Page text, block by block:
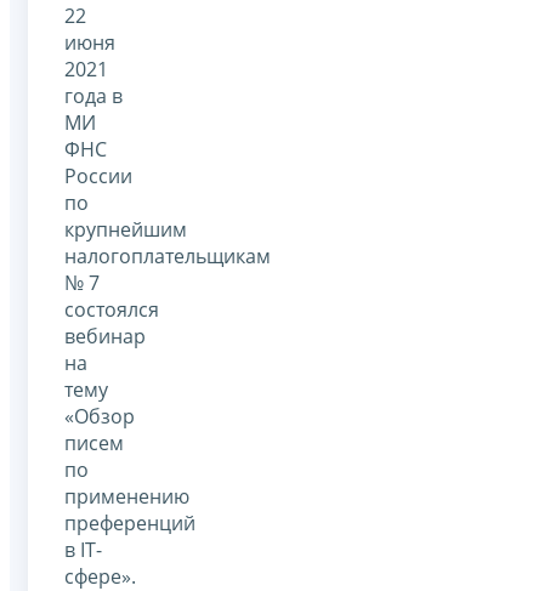
22
июня
2021
года в
МИ
ФНС
России
по
крупнейшим
налогоплательщикам
№ 7
состоялся
вебинар
на
тему
«Обзор
писем
по
применению
преференций
в IT-
сфере».